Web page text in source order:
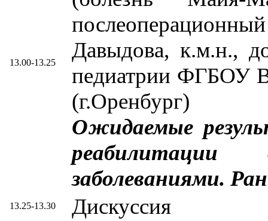
13.00-13.25
Давыдова, к.м.н.,
педиатрии ФГБОУ
(г.Оренбург)
Ожидаемые
заболеваниями.
13.25-13.30 Дискуссия